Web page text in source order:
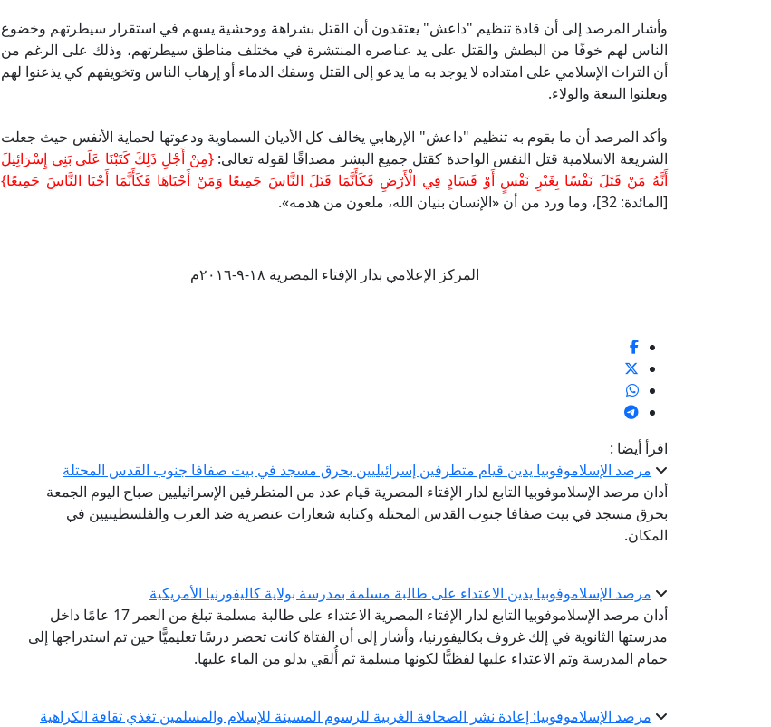
وأشار المرصد إلى أن قادة تنظيم "داعش" يعتقدون أن القتل بشراهة ووحشية يسهم في استقرار سيطرتهم وخضوع
الناس لهم خوفًا من البطش والقتل على يد عناصره المنتشرة في مختلف مناطق سيطرتهم، وذلك على الرغم من
أن التراث الإسلامي على امتداده لا يوجد به ما يدعو إلى القتل وسفك الدماء أو إرهاب الناس وتخويفهم كي يذعنوا لهم
ويعلنوا البيعة والولاء.
وأكد المرصد أن ما يقوم به تنظيم "داعش" الإرهابي يخالف كل الأديان السماوية ودعوتها لحماية الأنفس حيث جعلت
الشريعة الاسلامية قتل النفس الواحدة كقتل جميع البشر مصداقًا لقوله تعالى:{مِنْ أَجْلِ ذَلِكَ كَتَبْنَا عَلَى بَنِي إِسْرَائِيلَ
أَنَّهُ مَنْ قَتَلَ نَفْسًا بِغَيْرِ نَفْسٍ أَوْ فَسَادٍ فِي الْأَرْضِ فَكَأَنَّمَا قَتَلَ النَّاسَ جَمِيعًا وَمَنْ أَحْيَاهَا فَكَأَنَّمَا أَحْيَا النَّاسَ جَمِيعًا}
[المائدة: 32]، وما ورد من أن «الإنسان بنيان الله، ملعون من هدمه».
المركز الإعلامي بدار الإفتاء المصرية ١٨-٩-٢٠١٦م
اقرأ أيضا :
مرصد الإسلاموفوبيا يدين قيام متطرفين إسرائيليين بحرق مسجد في بيت صفافا جنوب القدس المحتلة
أدان مرصد الإسلاموفوبيا التابع لدار الإفتاء المصرية قيام عدد من المتطرفين الإسرائيليين صباح اليوم الجمعة
بحرق مسجد في بيت صفافا جنوب القدس المحتلة وكتابة شعارات عنصرية ضد العرب والفلسطينيين في
المكان.
مرصد الإسلاموفوبيا يدين الاعتداء على طالبة مسلمة بمدرسة بولاية كاليفورنيا الأمريكية
أدان مرصد الإسلاموفوبيا التابع لدار الإفتاء المصرية الاعتداء على طالبة مسلمة تبلغ من العمر 17 عامًا داخل
مدرستها الثانوية في إلك غروف بكاليفورنيا، وأشار إلى أن الفتاة كانت تحضر درسًا تعليميًّا حين تم استدراجها إلى
حمام المدرسة وتم الاعتداء عليها لفظيًّا لكونها مسلمة ثم أُلقي بدلو من الماء عليها.
مرصد الإسلاموفوبيا: إعادة نشر الصحافة الغربية للرسوم المسيئة للإسلام والمسلمين تغذي ثقافة الكراهية